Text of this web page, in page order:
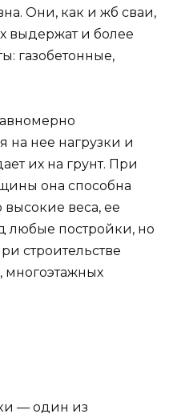
Они, как и жб сваи,
выдержат и более
газобетонные,
на нее нагрузки и
их на грунт. При
она способна
веса, ее
любые постройки, но
строительстве
многоэтажных
— один из